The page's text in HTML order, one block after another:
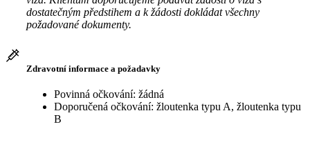
dostatečným předstihem a k žádosti dokládat všechny
požadované dokumenty.
Zdravotní informace a požadavky
Povinná očkování: žádná
Doporučená očkování: žloutenka typu A, žloutenka typu
B